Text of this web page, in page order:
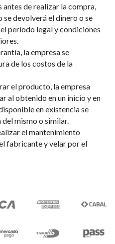
de realizar la compra,
se devolverá el dinero o se
período legal y condiciones
la empresa se
de los costos de la
el producto, la empresa
al obtenido en un inicio y en
en existencia se
mismo o similar.
el mantenimiento
fabricante y velar por el